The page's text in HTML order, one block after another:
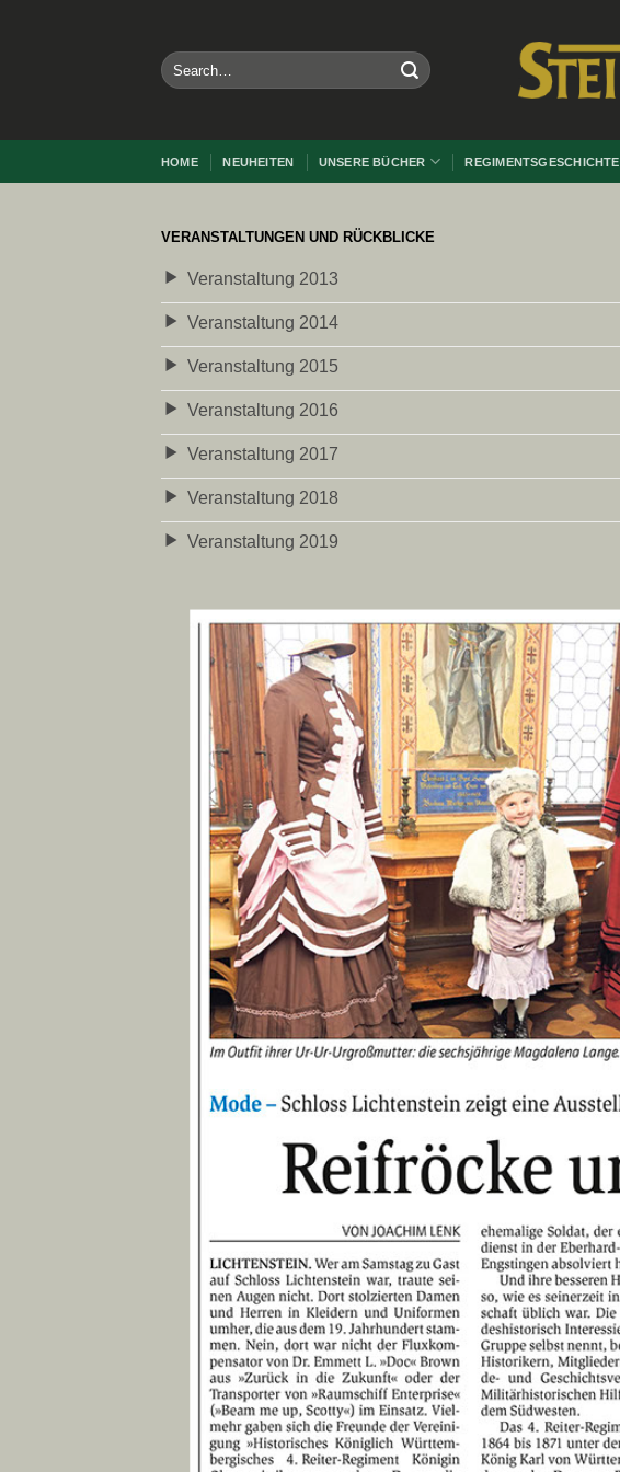
HOME NEUHEITEN UNSERE BÜCHER REGIMENTSGESCHICHTE
VERANSTALTUNGEN UND RÜCKBLICKE
Veranstaltung 2013
Veranstaltung 2014
Veranstaltung 2015
Veranstaltung 2016
Veranstaltung 2017
Veranstaltung 2018
Veranstaltung 2019